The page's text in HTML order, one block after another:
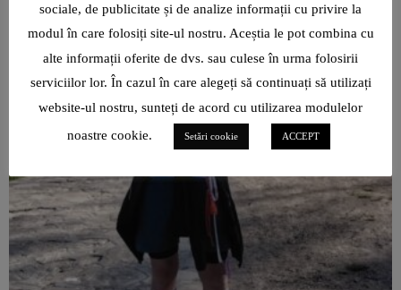
sociale, de publicitate și de analize informații cu privire la
modul în care folosiți site-ul nostru. Aceștia le pot combina cu
alte informații oferite de dvs. sau culese în urma folosirii
serviciilor lor. În cazul în care alegeți să continuați să utilizați
website-ul nostru, sunteți de acord cu utilizarea modulelor
noastre cookie.
Setări cookie ACCEPT